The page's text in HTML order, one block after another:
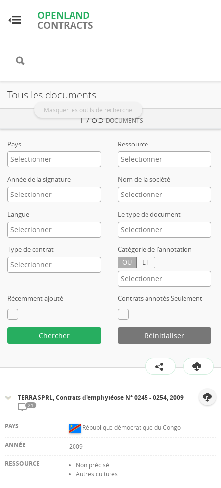
OPENLAND
CONTRACTS
Masquer les outils de recherche
OPENLAND
CONTRACTS
Accueil
Parcourir par pays
Parcourir par ressource
Utilisation de ce site
glossaire
FAQ
Tous les documents
Pays Ressource
Année de la signature Nom de la société
Langue Le type de document
Type de contrat
Catégorie de l'annotation
OU
ET
Récemment ajouté Contrats annotés Seulement
Chercher Réinitialiser
1783DOCUMENTS
TERRA SPRL, Contrats d'emphytéose N° 0245 - 0254, 2009
21
République démocratique du Congo
2009
Non précisé
Autres cultures